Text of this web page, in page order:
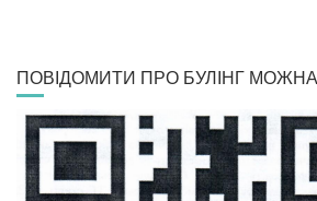
ПОВІДОМИТИ ПРО БУЛІНГ